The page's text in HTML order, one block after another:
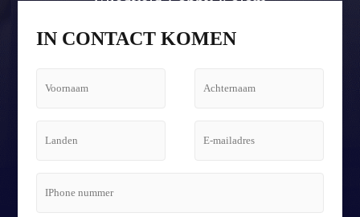
IN CONTACT KOMEN